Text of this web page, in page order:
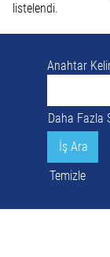
listelendi.
Anahtar
Daha Fazla
Temizle